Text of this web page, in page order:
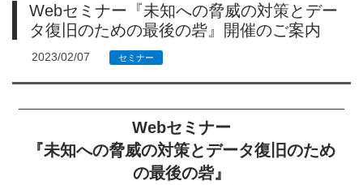
Webセミナー『未知への脅威の対策とデー
タ復旧のための最後の砦』開催のご案内
2023/02/07 セミナー
Webセミナー
『未知への脅威の対策とデータ復旧のため
の最後の砦』